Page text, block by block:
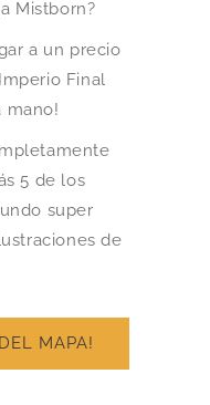
Mistborn?
a un precio
Final
mano!
5 de los
super
de
MAPA!